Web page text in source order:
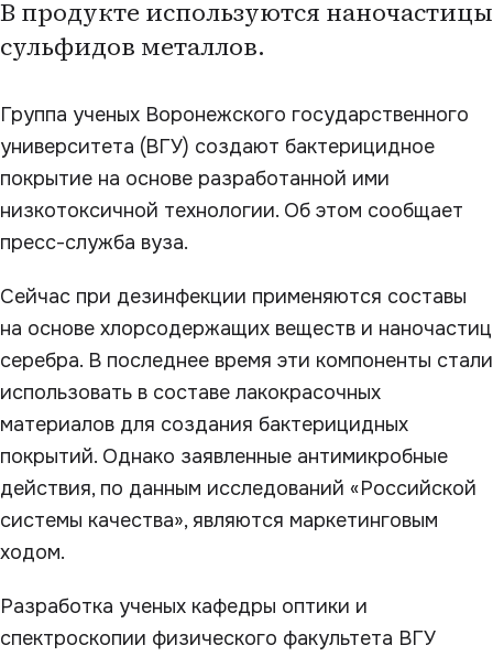
В продукте используются наночастицы
сульфидов металлов.
Группа ученых Воронежского государственного
университета (ВГУ) создают бактерицидное
покрытие на основе разработанной ими
низкотоксичной технологии. Об этом сообщает
пресс-служба вуза.
Сейчас при дезинфекции применяются составы
на основе хлорсодержащих веществ и наночастиц
серебра. В последнее время эти компоненты стали
использовать в составе лакокрасочных
материалов для создания бактерицидных
покрытий. Однако заявленные антимикробные
действия, по данным исследований «Российской
системы качества», являются маркетинговым
ходом.
Разработка ученых кафедры оптики и
спектроскопии физического факультета ВГУ